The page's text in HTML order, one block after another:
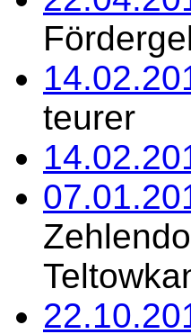
teurer